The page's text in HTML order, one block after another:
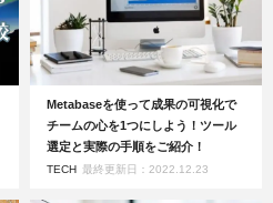
Metabaseを使って成果の可視化で
チームの心を1つにしよう！ツール
選定と実際の手順をご紹介！
TECH 最終更新日：2022.12.23